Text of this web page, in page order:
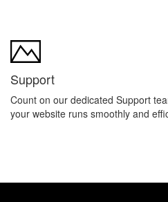
Support
Count on our dedicated Support
your website runs smoothly and